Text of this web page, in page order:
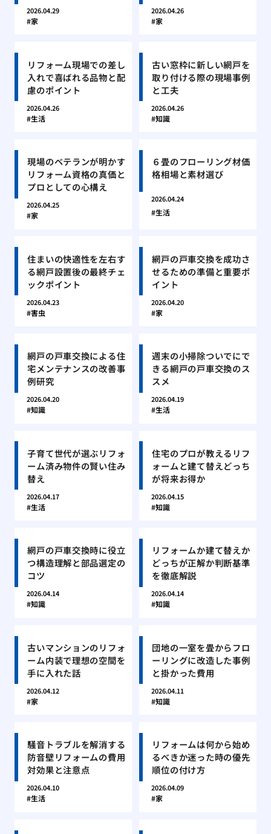
2026.04.29
家
2026.04.26
家
リフォーム現場での差し
入れで喜ばれる品物と配
慮のポイント
2026.04.26
生活
古い窓枠に新しい網戸を
取り付ける際の現場事例
と工夫
2026.04.26
知識
現場のベテランが明かす
リフォーム資格の真価と
プロとしての心構え
2026.04.25
家
６畳のフローリング材価
格相場と素材選び
2026.04.24
生活
住まいの快適性を左右す
る網戸設置後の最終チェ
ックポイント
2026.04.23
害虫
網戸の戸車交換を成功さ
せるための準備と重要ポ
イント
2026.04.20
家
網戸の戸車交換による住
宅メンテナンスの改善事
例研究
2026.04.20
知識
週末の小掃除ついでにで
きる網戸の戸車交換のス
スメ
2026.04.19
生活
子育て世代が選ぶリフォ
ーム済み物件の賢い住み
替え
2026.04.17
生活
住宅のプロが教えるリフ
ォームと建て替えどっち
が将来お得か
2026.04.15
知識
網戸の戸車交換時に役立
つ構造理解と部品選定の
コツ
2026.04.14
知識
リフォームか建て替えか
どっちが正解か判断基準
を徹底解説
2026.04.14
知識
古いマンションのリフォ
ーム内装で理想の空間を
手に入れた話
2026.04.12
家
団地の一室を畳からフロ
ーリングに改造した事例
と掛かった費用
2026.04.11
知識
騒音トラブルを解消する
防音壁リフォームの費用
対効果と注意点
2026.04.10
生活
リフォームは何から始め
るべきか迷った時の優先
順位の付け方
2026.04.09
家